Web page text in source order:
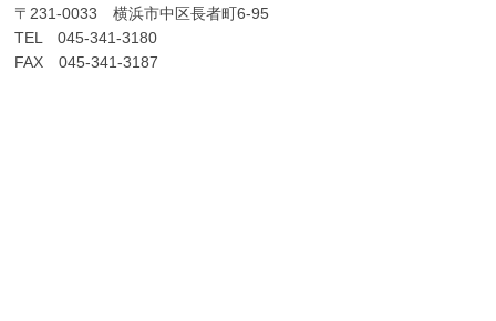
〒231-0033 横浜市中区長者町6-95
TEL 045-341-3180
FAX 045-341-3187